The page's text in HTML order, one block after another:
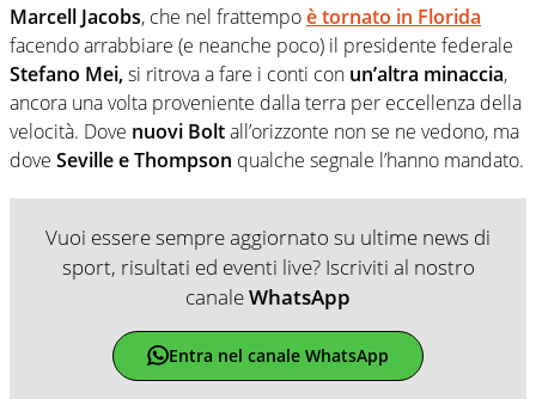
Marcell Jacobs, che nel frattempoè tornato in Florida
facendo arrabbiare (e neanche poco) il presidente federale
Stefano Mei,si ritrova a fare i conti con un’altra minaccia,
ancora una volta proveniente dalla terra per eccellenza della
velocità. Dove nuovi Boltall’orizzonte non se ne vedono, ma
dove Seville e Thompson qualche segnale l’hanno mandato.
Vuoi essere sempre aggiornato su ultime news di
sport, risultati ed eventi live? Iscriviti al nostro
canaleWhatsApp
Entra nel canale WhatsApp